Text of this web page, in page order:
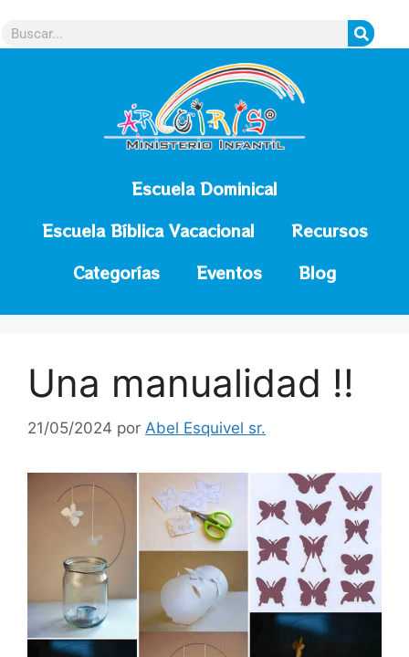
Escuela Dominical
Escuela Bíblica Vacacional
Recursos
Categorías
Eventos Blog
Una manualidad !!
21/05/2024 por Abel Esquivel sr.